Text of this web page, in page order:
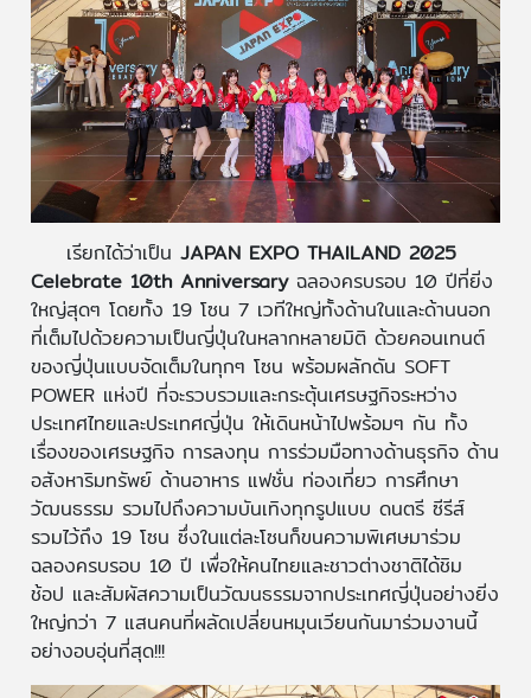
เรียกได้ว่าเป็น JAPAN EXPO THAILAND 2025
Celebrate 10th Anniversary ฉลองครบรอบ 10 ปีที่ยิ่ง
ใหญ่สุดๆ โดยทั้ง 19 โซน 7 เวทีใหญ่ทั้งด้านในและด้านนอก
ที่เต็มไปด้วยความเป็นญี่ปุ่นในหลากหลายมิติ ด้วยคอนเทนต์
ของญี่ปุ่นแบบจัดเต็มในทุกๆ โซน พร้อมผลักดัน SOFT
POWER แห่งปี ที่จะรวบรวมและกระตุ้นเศรษฐกิจระหว่าง
ประเทศไทยและประเทศญี่ปุ่น ให้เดินหน้าไปพร้อมๆ กัน ทั้ง
เรื่องของเศรษฐกิจ การลงทุน การร่วมมือทางด้านธุรกิจ ด้าน
อสังหาริมทรัพย์ ด้านอาหาร แฟชั่น ท่องเที่ยว การศึกษา
วัฒนธรรม รวมไปถึงความบันเทิงทุกรูปแบบ ดนตรี ซีรีส์
รวมไว้ถึง 19 โซน ซึ่งในแต่ละโซนก็ขนความพิเศษมาร่วม
ฉลองครบรอบ 10 ปี เพื่อให้คนไทยและชาวต่างชาติได้ชิม
ช้อป และสัมผัสความเป็นวัฒนธรรมจากประเทศญี่ปุ่นอย่างยิ่ง
ใหญ่กว่า 7 แสนคนที่ผลัดเปลี่ยนหมุนเวียนกันมาร่วมงานนี้
อย่างอบอุ่นที่สุด!!!